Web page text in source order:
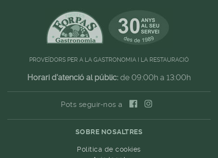
PROVEÏDORS PER A LA GASTRONOMIA I LA RESTAURACIÓ
Horari d'atenció al públic: de 09:00h a 13:00h
Pots seguir-nos a
SOBRE NOSALTRES
Política de cookies